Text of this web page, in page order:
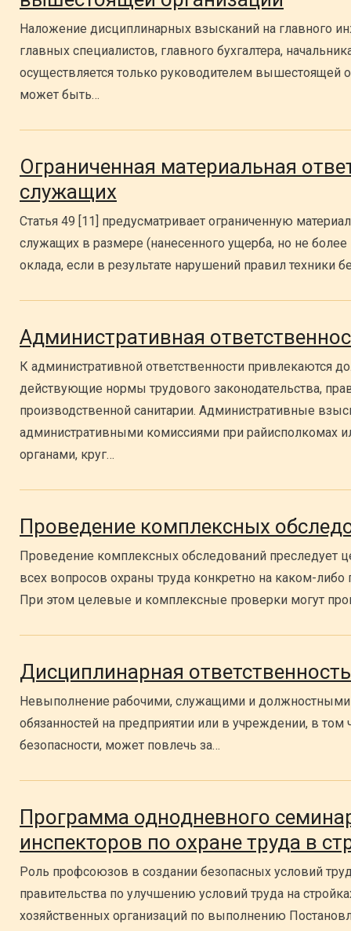
Наложение дисциплинарных взысканий на главного
главных специалистов, главного бухгалтера,
осуществляется только руководителем вышестоящей
может быть…
Ограниченная материальная
служащих
Статья 49 [11] предусматривает ограниченную
служащих в размере (нанесенного ущерба, но не
оклада, если в результате нарушений правил техники
Административная
К административной ответственности привлекаются
действующие нормы трудового законодательства,
производственной санитарии. Административные
административными комиссиями при райисполкомах
органами, круг…
Проведение комплексных
Проведение комплексных обследований преследует
всех вопросов охраны труда конкретно на каком-либо
При этом целевые и комплексные проверки могут
Дисциплинарная ответственность
Невыполнение рабочими, служащими и
обязанностей на предприятии или в учреждении, в том
безопасности, может повлечь за…
Программа однодневного
инспекторов по охране труда в
Роль профсоюзов в создании безопасных условий
правительства по улучшению условий труда на
хозяйственных организаций по выполнению